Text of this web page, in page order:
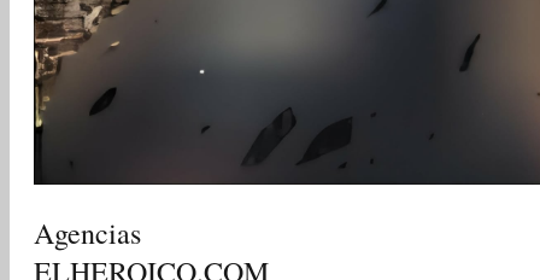
Agencias
ELHEROICO.COM